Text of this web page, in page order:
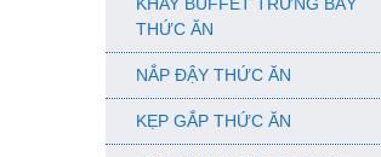
KHAY BUFFET TRƯNG BÀY
THỨC ĂN
NẮP ĐẬY THỨC ĂN
KẸP GẮP THỨC ĂN